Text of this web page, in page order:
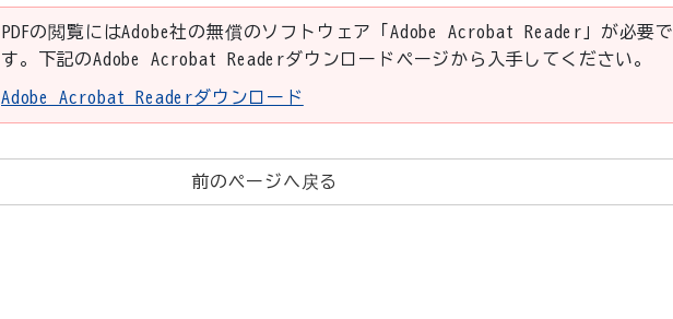
PDFの閲覧にはAdobe社の無償のソフトウェア「Adobe Acrobat Reader」が必要で
す。下記のAdobe Acrobat Readerダウンロードページから入手してください。
Adobe Acrobat Readerダウンロード
前のページへ戻る